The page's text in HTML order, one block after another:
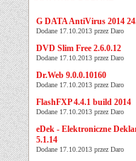
G DATA AntiVirus 2014
Dodane 17.10.2013 przez Daro
DVD Slim Free 2.6.0.12
Dodane 17.10.2013 przez Daro
Dr.Web 9.0.0.10160
Dodane 17.10.2013 przez Daro
FlashFXP 4.4.1 build 2014
Dodane 17.10.2013 przez Daro
eDek - Elektroniczne
5.1.14
Dodane 17.10.2013 przez Daro